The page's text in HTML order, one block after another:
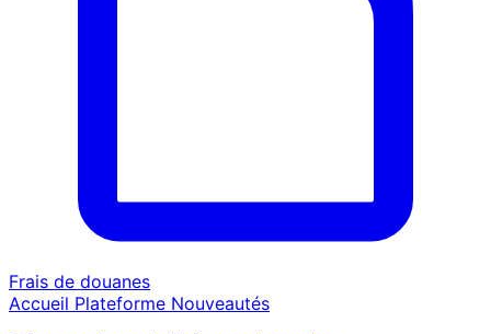
Frais de douanes
Accueil Plateforme Nouveautés